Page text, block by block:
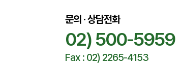
문의 · 상담전화
02) 500-5959
Fax : 02) 2265-4153